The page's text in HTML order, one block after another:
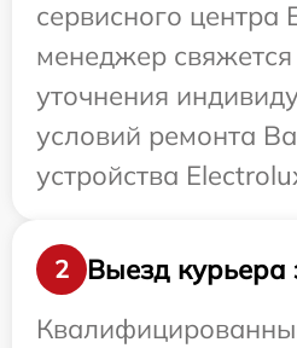
сервисного
менеджер
уточнения
условий ремонта
устройства
2
Выезд курьера